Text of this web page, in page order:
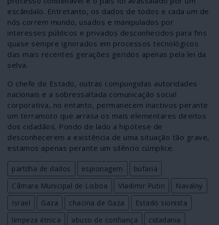
escândalo. Entretanto, os dados de todos e cada um de
nós correm mundo, usados e manipulados por
interesses públicos e privados desconhecidos para fins
quase sempre ignorados em processos tecnológicos
das mais recentes gerações geridos apenas pela lei da
selva.
O chefe de Estado, outras compungidas autoridades
nacionais e a sobressaltada comunicação social
corporativa, no entanto, permanecem inactivos perante
um terramoto que arrasa os mais elementares direitos
dos cidadãos. Pondo de lado a hipótese de
desconhecerem a existência de uma situação tão grave,
estamos apenas perante um silêncio cúmplice.
partilha de dados espionagem
bufaria
Câmara Municipal de Lisboa
Vladimir Putin
Navalny
Israel
Gaza chacina de Gaza
Estado sionista
limpeza étnica
abuso de confiança cidadania